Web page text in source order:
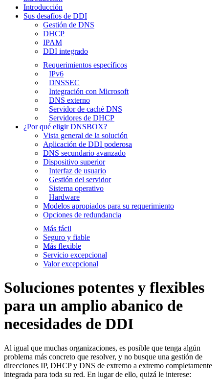
Introducción
Sus desafíos de DDI
Gestión de DNS
DHCP
IPAM
DDI integrado
Requerimientos específicos
IPv6
DNSSEC
Integración con Microsoft
DNS externo
Servidor de caché DNS
Servidores de DHCP
¿Por qué eligir DNSBOX?
Vista general de la solución
Aplicación de DDI poderosa
DNS secundario avanzado
Dispositivo superior
Interfaz de usuario
Gestión del servidor
Sistema operativo
Hardware
Modelos apropiados para su requerimiento
Opciones de redundancia
Más fácil
Seguro y fiable
Más flexible
Servicio excepcional
Valor excepcional
Soluciones potentes y flexibles
para un amplio abanico de
necesidades de DDI
Al igual que muchas organizaciones, es posible que tenga algún
problema más concreto que resolver, y no busque una gestión de
direcciones IP, DHCP y DNS de extremo a extremo completamente
integrada para toda su red. En lugar de ello, quizá le interese: